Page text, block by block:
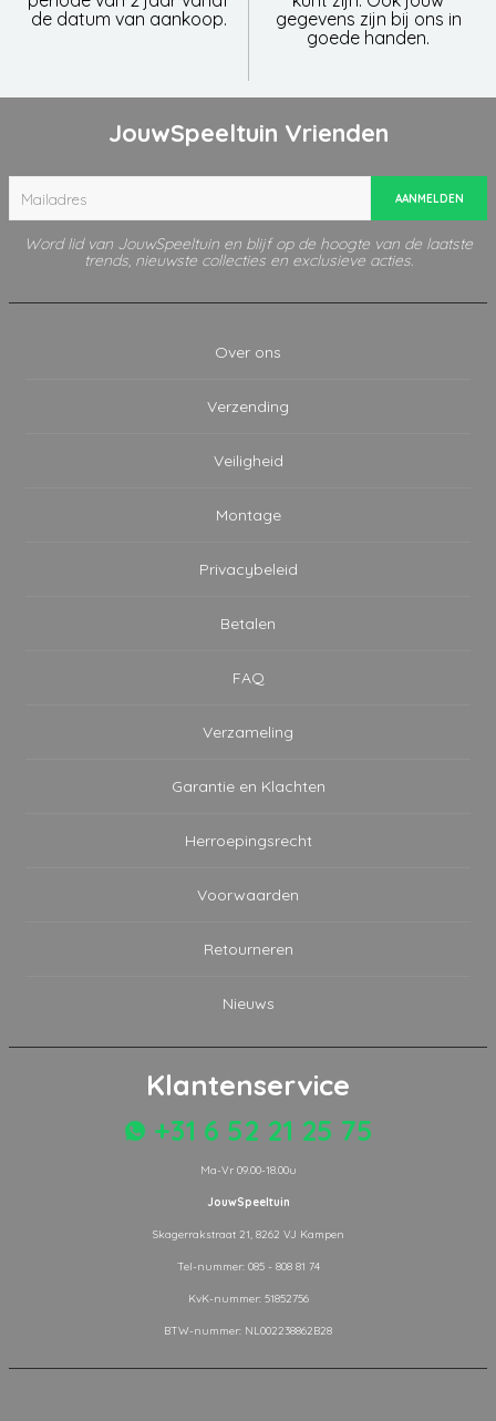
de datum van aankoop.
gegevens zijn bij ons in
goede handen.
JouwSpeeltuin Vrienden
AANMELDEN
Word lid van JouwSpeeltuin en blijf op de hoogte van de laatste
trends, nieuwste collecties en exclusieve acties.
Over ons
Verzending
Veiligheid
Montage
Privacybeleid
Betalen
FAQ
Verzameling
Garantie en Klachten
Herroepingsrecht
Voorwaarden
Retourneren
Nieuws
Klantenservice
+31 6 52 21 25 75
Ma-Vr 09.00-18.00u
JouwSpeeltuin
Skagerrakstraat 21, 8262 VJ Kampen
Tel-nummer: 085 - 808 81 74
KvK-nummer: 51852756
BTW-nummer: NL002238862B28